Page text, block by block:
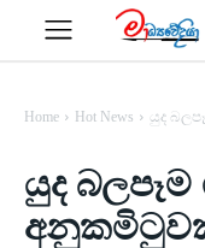
Home Hot News යුද
යුද